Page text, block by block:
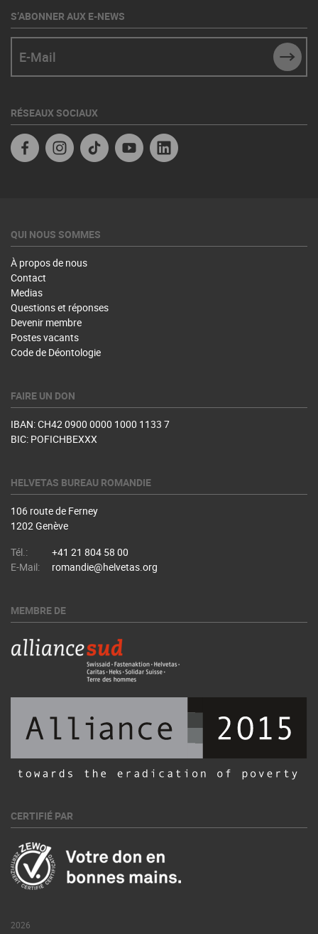
S’ABONNER AUX E-NEWS
RÉSEAUX SOCIAUX
FacebookInstagramTikTok YouTube
QUI NOUS SOMMES
À propos de nous
Contact
Medias
Questions et réponses
Devenir membre
Postes vacants
Code de Déontologie
FAIRE UN DON
IBAN: CH42 0900 0000 1000 1133 7
BIC: POFICHBEXXX
HELVETAS BUREAU ROMANDIE
106 route de Ferney
1202 Genève
Tél.:
+41 21 804 58 00
E-Mail:
romandie@helvetas.org
MEMBRE DE
CERTIFIÉ PAR
2026